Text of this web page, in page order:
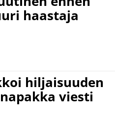
haastaja
hiljaisuuden
viesti